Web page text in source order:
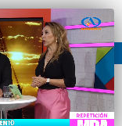
LÍNEA EDITORIAL